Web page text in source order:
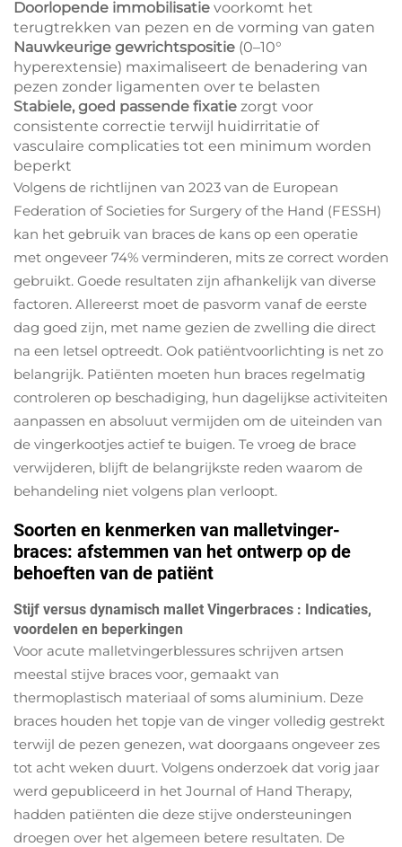
Doorlopende immobilisatie voorkomt het
terugtrekken van pezen en de vorming van gaten
Nauwkeurige gewrichtspositie (0–10°
hyperextensie) maximaliseert de benadering van
pezen zonder ligamenten over te belasten
Stabiele, goed passende fixatie zorgt voor
consistente correctie terwijl huidirritatie of
vasculaire complicaties tot een minimum worden
beperkt
Volgens de richtlijnen van 2023 van de European
Federation of Societies for Surgery of the Hand (FESSH)
kan het gebruik van braces de kans op een operatie
met ongeveer 74% verminderen, mits ze correct worden
gebruikt. Goede resultaten zijn afhankelijk van diverse
factoren. Allereerst moet de pasvorm vanaf de eerste
dag goed zijn, met name gezien de zwelling die direct
na een letsel optreedt. Ook patiëntvoorlichting is net zo
belangrijk. Patiënten moeten hun braces regelmatig
controleren op beschadiging, hun dagelijkse activiteiten
aanpassen en absoluut vermijden om de uiteinden van
de vingerkootjes actief te buigen. Te vroeg de brace
verwijderen, blijft de belangrijkste reden waarom de
behandeling niet volgens plan verloopt.
Soorten en kenmerken van malletvinger-
braces: afstemmen van het ontwerp op de
behoeften van de patiënt
Stijf versus dynamisch mallet Vingerbraces : Indicaties,
voordelen en beperkingen
Voor acute malletvingerblessures schrijven artsen
meestal stijve braces voor, gemaakt van
thermoplastisch materiaal of soms aluminium. Deze
braces houden het topje van de vinger volledig gestrekt
terwijl de pezen genezen, wat doorgaans ongeveer zes
tot acht weken duurt. Volgens onderzoek dat vorig jaar
werd gepubliceerd in het Journal of Hand Therapy,
hadden patiënten die deze stijve ondersteuningen
droegen over het algemeen betere resultaten. De